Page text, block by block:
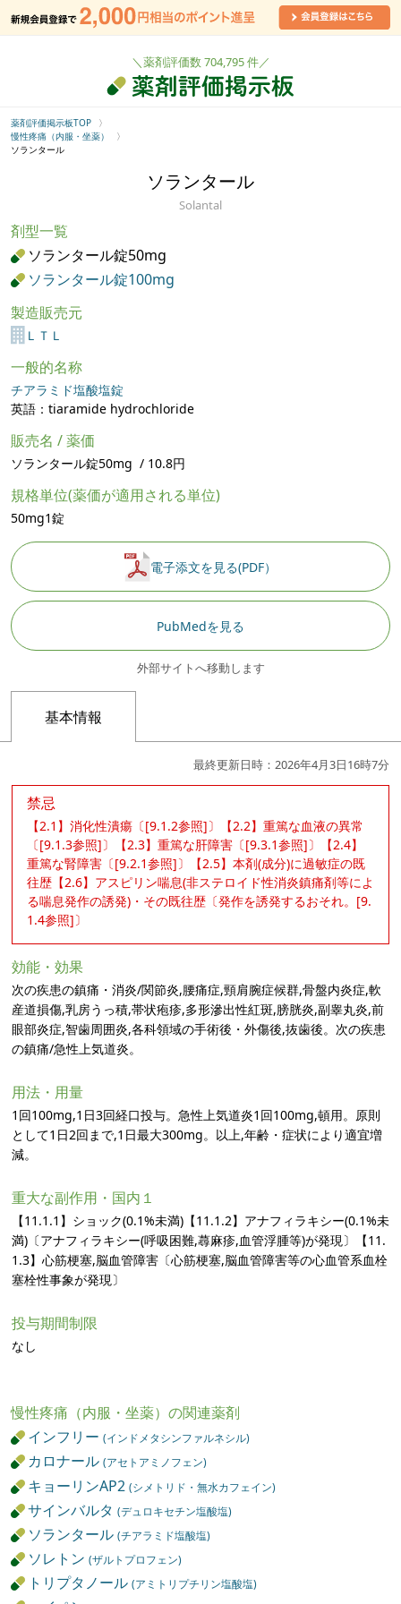
＼薬剤評価数 704,795 件／
薬剤評価掲示板TOP
慢性疼痛（内服・坐薬）
ソランタール
ソランタール
Solantal
剤型一覧
ソランタール錠50mg
ソランタール錠100mg
製造販売元
ＬＴＬ
一般的名称
チアラミド塩酸塩錠
英語：tiaramide hydrochloride
販売名 / 薬価
ソランタール錠50mg / 10.8円
規格単位(薬価が適用される単位)
50mg1錠
電子添文を見る(PDF）
PubMedを見る
外部サイトへ移動します
基本情報
最終更新日時：2026年4月3日16時7分
禁忌
【2.1】消化性潰瘍〔[9.1.2参照]〕【2.2】重篤な血液の異常
〔[9.1.3参照]〕【2.3】重篤な肝障害〔[9.3.1参照]〕【2.4】
重篤な腎障害〔[9.2.1参照]〕【2.5】本剤(成分)に過敏症の既
往歴【2.6】アスピリン喘息(非ステロイド性消炎鎮痛剤等によ
る喘息発作の誘発)・その既往歴〔発作を誘発するおそれ。[9.
1.4参照]〕
効能・効果
次の疾患の鎮痛・消炎/関節炎,腰痛症,頸肩腕症候群,骨盤内炎症,軟
産道損傷,乳房うっ積,帯状疱疹,多形滲出性紅斑,膀胱炎,副睾丸炎,前
眼部炎症,智歯周囲炎,各科領域の手術後・外傷後,抜歯後。次の疾患
の鎮痛/急性上気道炎。
用法・用量
1回100mg,1日3回経口投与。急性上気道炎1回100mg,頓用。原則
として1日2回まで,1日最大300mg。以上,年齢・症状により適宜増
減。
重大な副作用・国内１
【11.1.1】ショック(0.1%未満)【11.1.2】アナフィラキシー(0.1%未
満)〔アナフィラキシー(呼吸困難,蕁麻疹,血管浮腫等)が発現〕【11.
1.3】心筋梗塞,脳血管障害〔心筋梗塞,脳血管障害等の心血管系血栓
塞栓性事象が発現〕
投与期間制限
なし
慢性疼痛（内服・坐薬）の関連薬剤
インフリー(インドメタシンファルネシル)
カロナール(アセトアミノフェン)
キョーリンAP2(シメトリド・無水カフェイン)
サインバルタ(デュロキセチン塩酸塩)
ソランタール(チアラミド塩酸塩)
ソレトン(ザルトプロフェン)
トリプタノール(アミトリプチリン塩酸塩)